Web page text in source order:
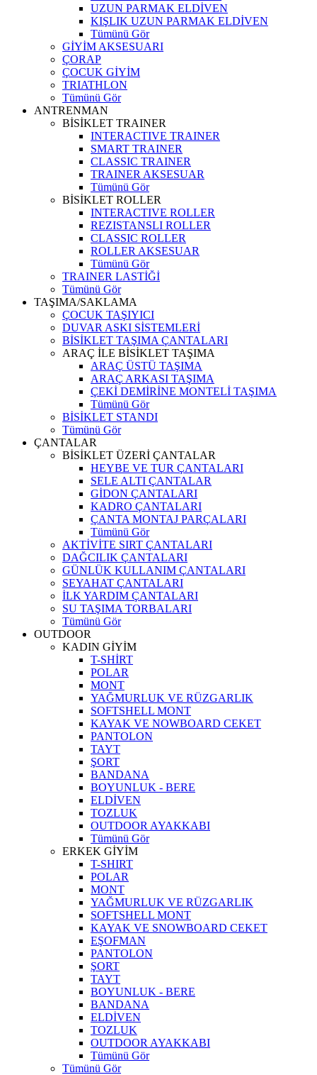
UZUN PARMAK ELDİVEN
KIŞLIK UZUN PARMAK ELDİVEN
Tümünü Gör
GİYİM AKSESUARI
ÇORAP
ÇOCUK GİYİM
TRIATHLON
Tümünü Gör
ANTRENMAN
BİSİKLET TRAINER
INTERACTIVE TRAINER
SMART TRAINER
CLASSIC TRAINER
TRAINER AKSESUAR
Tümünü Gör
BİSİKLET ROLLER
INTERACTIVE ROLLER
REZISTANSLI ROLLER
CLASSIC ROLLER
ROLLER AKSESUAR
Tümünü Gör
TRAINER LASTİĞİ
Tümünü Gör
TAŞIMA/SAKLAMA
ÇOCUK TAŞIYICI
DUVAR ASKI SİSTEMLERİ
BİSİKLET TAŞIMA ÇANTALARI
ARAÇ İLE BİSİKLET TAŞIMA
ARAÇ ÜSTÜ TAŞIMA
ARAÇ ARKASI TAŞIMA
ÇEKİ DEMİRİNE MONTELİ TAŞIMA
Tümünü Gör
BİSİKLET STANDI
Tümünü Gör
ÇANTALAR
BİSİKLET ÜZERİ ÇANTALAR
HEYBE VE TUR ÇANTALARI
SELE ALTI ÇANTALAR
GİDON ÇANTALARI
KADRO ÇANTALARI
ÇANTA MONTAJ PARÇALARI
Tümünü Gör
AKTİVİTE SIRT ÇANTALARI
DAĞCILIK ÇANTALARI
GÜNLÜK KULLANIM ÇANTALARI
SEYAHAT ÇANTALARI
İLK YARDIM ÇANTALARI
SU TAŞIMA TORBALARI
Tümünü Gör
OUTDOOR
KADIN GİYİM
T-SHİRT
POLAR
MONT
YAĞMURLUK VE RÜZGARLIK
SOFTSHELL MONT
KAYAK VE NOWBOARD CEKET
PANTOLON
TAYT
ŞORT
BANDANA
BOYUNLUK - BERE
ELDİVEN
TOZLUK
OUTDOOR AYAKKABI
Tümünü Gör
ERKEK GİYİM
T-SHIRT
POLAR
MONT
YAĞMURLUK VE RÜZGARLIK
SOFTSHELL MONT
KAYAK VE SNOWBOARD CEKET
EŞOFMAN
PANTOLON
ŞORT
TAYT
BOYUNLUK - BERE
BANDANA
ELDİVEN
TOZLUK
OUTDOOR AYAKKABI
Tümünü Gör
Tümünü Gör